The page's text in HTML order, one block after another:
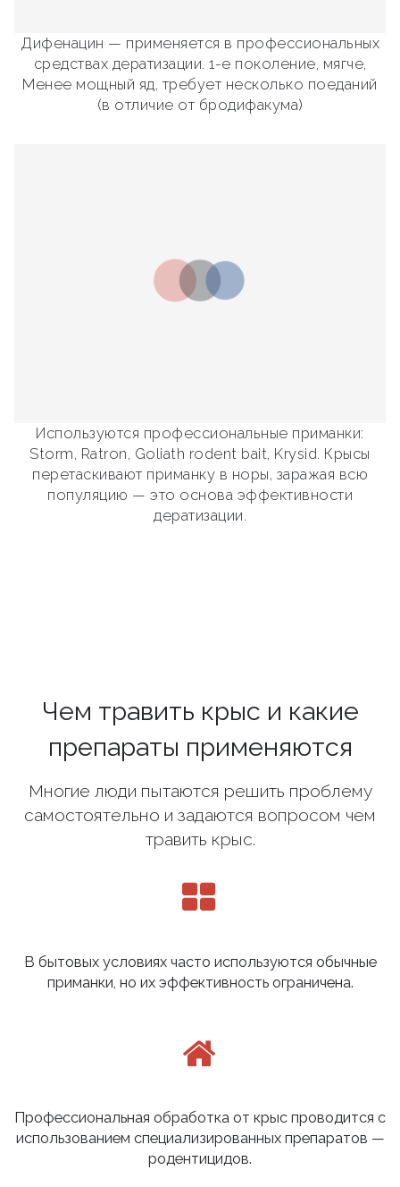
Дифенацин — применяется в профессиональных
средствах дератизации. 1-е поколение, мягче,
Менее мощный яд, требует несколько поеданий
(в отличие от бродифакума)
Используются профессиональные приманки:
Storm, Ratron, Goliath rodent bait, Krysid. Крысы
перетаскивают приманку в норы, заражая всю
популяцию — это основа эффективности
дератизации.
Чем травить крыс и какие
препараты применяются
Многие люди пытаются решить проблему
самостоятельно и задаются вопросом чем
травить крыс.
В бытовых условиях часто используются обычные
приманки, но их эффективность ограничена.
Профессиональная обработка от крыс проводится с
использованием специализированных препаратов —
родентицидов.